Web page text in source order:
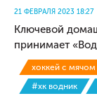
21 ФЕВРАЛЯ 2023 18:27
Ключевой
принимает
хоккей с мячом
#хк водник